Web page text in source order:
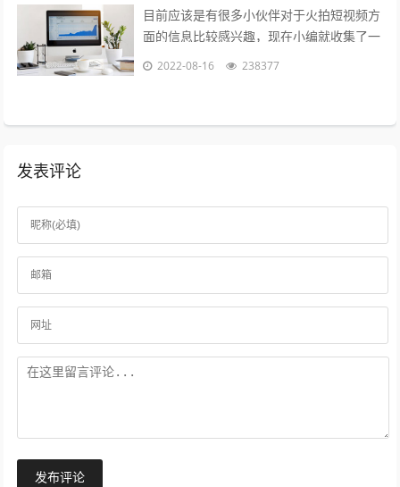
目前应该是有很多小伙伴对于火拍短视频方
面的信息比较感兴趣，现在小编就收集了一
些与火拍短视频为什么不能播了相关的信息
2022-08-16 238377
发表评论
发布评论